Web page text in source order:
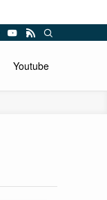
Youtube